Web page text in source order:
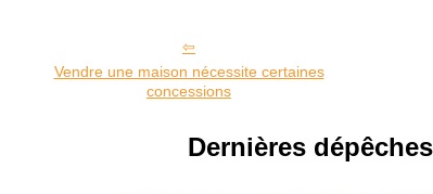
Vendre une maison nécessite certaines
concessions
Dernières